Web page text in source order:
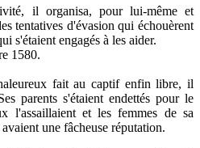
il organisa, pour lui-même et
tentatives d'évasion qui échouèrent
s'étaient engagés à les aider.
1580.
fait au captif enfin libre, il
parents s'étaient endettés pour le
l'assaillaient et les femmes de sa
une fâcheuse réputation.